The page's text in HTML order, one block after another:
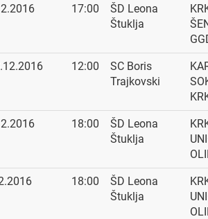
17:00
ŠD Leona
Štuklja
12:00
SC Boris
Trajkovski
18:00
ŠD Leona
Štuklja
18:00
ŠD Leona
Štuklja